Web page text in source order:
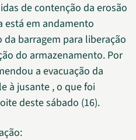
de contenção da erosão
está em andamento
da barragem para liberação
do armazenamento. Por
a evacuação da
à jusante , o que foi
deste sábado (16).